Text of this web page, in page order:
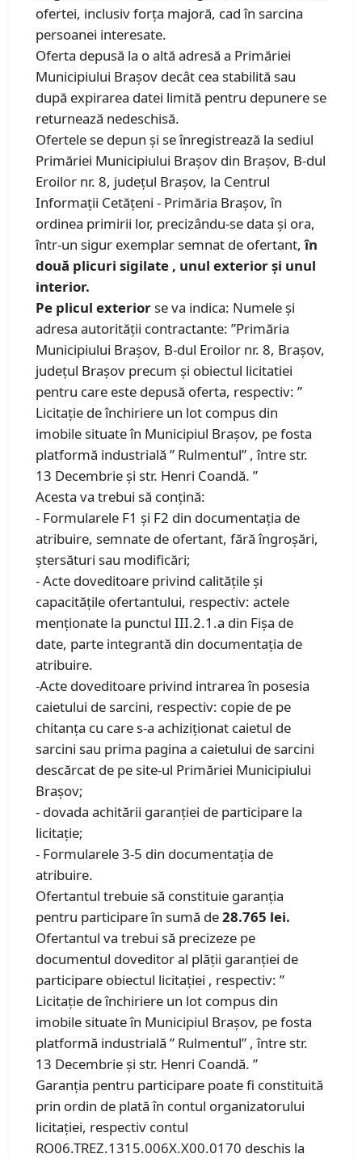
ofertei, inclusiv forța majoră, cad în sarcina
persoanei interesate.
Oferta depusă la o altă adresă a Primăriei
Municipiului Brașov decât cea stabilită sau
după expirarea datei limită pentru depunere se
returnează nedeschisă.
Ofertele se depun și se înregistrează la sediul
Primăriei Municipiului Brașov din Brașov, B-dul
Eroilor nr. 8, județul Brașov, la Centrul
Informații Cetățeni - Primăria Brașov, în
ordinea primirii lor, precizându-se data şi ora,
într-un sigur exemplar semnat de ofertant,în
două plicuri sigilate , unul exterior și unul
interior.
Pe plicul exteriorse va indica: Numele și
adresa autorității contractante: ”Primăria
Municipiului Brașov, B-dul Eroilor nr. 8, Brașov,
județul Brașov precum și obiectul licitatiei
pentru care este depusă oferta, respectiv: ”
Licitație de închiriere un lot compus din
imobile situate în Municipiul Brașov, pe fosta
platformă industrială ” Rulmentul” , între str.
13 Decembrie și str. Henri Coandă. ”
Acesta va trebui să conțină:
- Formularele F1 și F2 din documentația de
atribuire, semnate de ofertant, fără îngroșări,
ștersături sau modificări;
- Acte doveditoare privind calitățile și
capacitățile ofertantului, respectiv: actele
menționate la punctul III.2.1.a din Fișa de
date, parte integrantă din documentația de
atribuire.
-Acte doveditoare privind intrarea în posesia
caietului de sarcini, respectiv: copie de pe
chitanța cu care s-a achiziționat caietul de
sarcini sau prima pagina a caietului de sarcini
descărcat de pe site-ul Primăriei Municipiului
Brașov;
- dovada achitării garanției de participare la
licitație;
- Formularele 3-5 din documentația de
atribuire.
Ofertantul trebuie să constituie garanţia
pentru participare în sumă de28.765 lei.
Ofertantul va trebui să precizeze pe
documentul doveditor al plății garanţiei de
participare obiectul licitației , respectiv: ”
Licitație de închiriere un lot compus din
imobile situate în Municipiul Brașov, pe fosta
platformă industrială ” Rulmentul” , între str.
13 Decembrie și str. Henri Coandă. ”
Garanţia pentru participare poate fi constituită
prin ordin de plată în contul organizatorului
licitaţiei, respectiv contul
RO06.TREZ.1315.006X.X00.0170 deschis la